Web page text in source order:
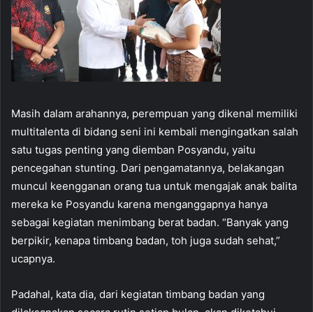
Masih dalam arahannya, perempuan yang dikenal memiliki
multitalenta di bidang seni ini kembali mengingatkan salah
satu tugas penting yang diemban Posyandu, yaitu
pencegahan stunting. Dari pengamatannya, belakangan
muncul keengganan orang tua untuk mengajak anak balita
mereka ke Posyandu karena menganggapnya hanya
sebagai kegiatan menimbang berat badan. “Banyak yang
berpikir, kenapa timbang badan, toh juga sudah sehat,”
ucapnya.
Padahal, kata dia, dari kegiatan timbang badan yang